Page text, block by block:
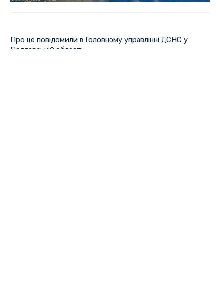
Про це повідомили в Головному управлінні ДСНС у
Полтавській області.